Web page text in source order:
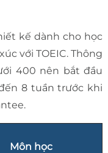
kế dành cho học
với TOEIC. Thông
400 nên bắt đầu
8 tuần trước khi
Môn học